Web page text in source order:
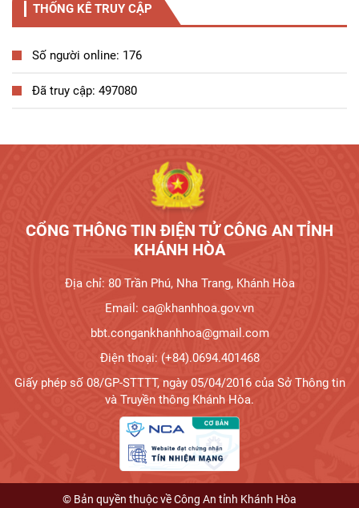
THỐNG KÊ TRUY CẬP
Số người online: 176
Đã truy cập: 497080
CỔNG THÔNG TIN ĐIỆN TỬ CÔNG AN TỈNH
KHÁNH HÒA
Địa chỉ: 80 Trần Phú, Nha Trang, Khánh Hòa
Email: ca@khanhhoa.gov.vn
bbt.congankhanhhoa@gmail.com
Điện thoại: (+84).0694.401468
Giấy phép số 08/GP-STTTT, ngày 05/04/2016 của Sở Thông tin
và Truyền thông Khánh Hòa.
© Bản quyền thuộc về Công An tỉnh Khánh Hòa